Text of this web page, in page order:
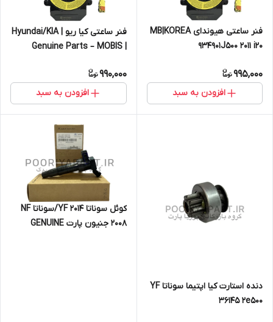
فنر ساعتی هیوندای MB|KOREA
934901J500 2011 i20
995,000
افزودن به سبد
فنر ساعتی کیا ریو | Hyundai/KIA
Genuine Parts – MOBIS |
990,000
افزودن به سبد
دنده استارت کیا اپتیما سوناتا YF
36145 2e500
کوئل سوناتا 2014 YF/سوناتا NF
2008 جنیون پارت GENUINE